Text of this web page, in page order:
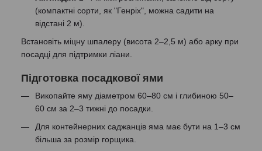
(компактні сорти, як "Генріх", можна садити на
відстані 2 м).
Встановіть міцну шпалеру (висота 2–2,5 м) або арку при
посадці для підтримки ліани.
Підготовка посадкової ями
Викопайте яму діаметром 60–80 см і глибиною 50–
60 см за 2–3 тижні до посадки.
Для контейнерних саджанців яма має бути на 1–3 см
більша за розмір горщика.